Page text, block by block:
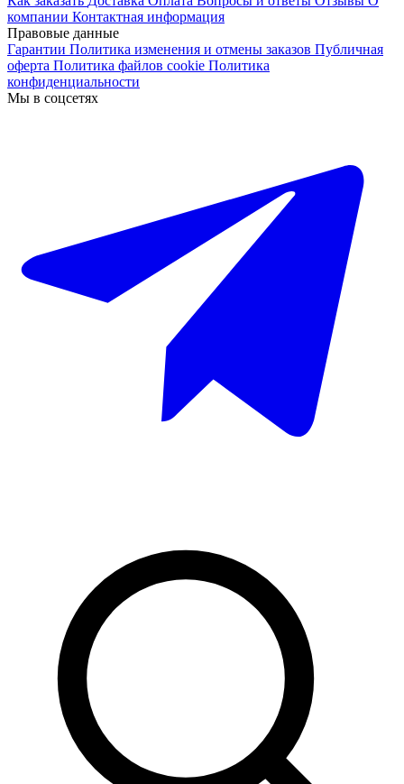
компании Контактная информация
Правовые данные
Гарантии Политика изменения и отмены заказов Публичная
оферта Политика файлов cookie Политика
конфиденциальности
Мы в соцсетях